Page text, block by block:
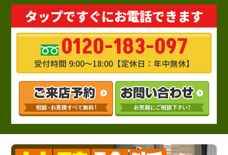
タップですぐにお電話できます
0120-183-097
受付時間 9:00～18:00【定休日：年中無休】